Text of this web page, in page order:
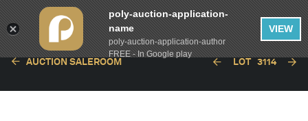
AUCTION SALEROOM LOT 3114
poly-auction-application-
name
poly-auction-application-author
FREE - In Google play
VIEW